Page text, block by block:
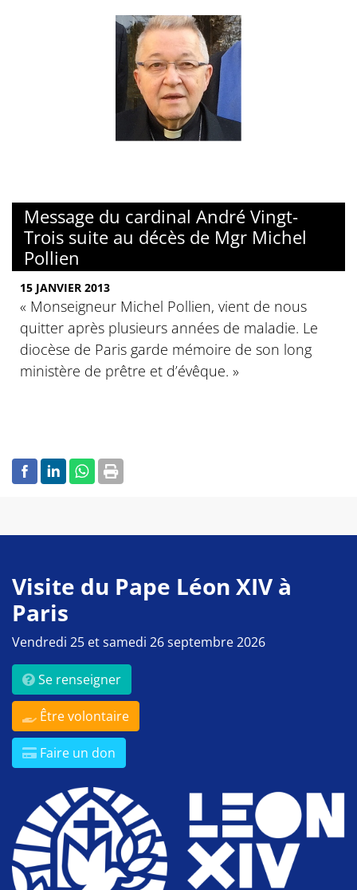
Message du cardinal André Vingt-
Trois suite au décès de Mgr Michel
Pollien
15 JANVIER 2013
« Monseigneur Michel Pollien, vient de nous
quitter après plusieurs années de maladie. Le
diocèse de Paris garde mémoire de son long
ministère de prêtre et d’évêque. »
Visite du Pape Léon XIV à
Paris
Vendredi 25 et samedi 26 septembre 2026
Se renseigner
Être volontaire
Faire un don